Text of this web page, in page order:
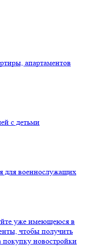
апартаментов
с детьми
для военнослужащих
уже имеющеюся в
чтобы получить
покупку новостройки